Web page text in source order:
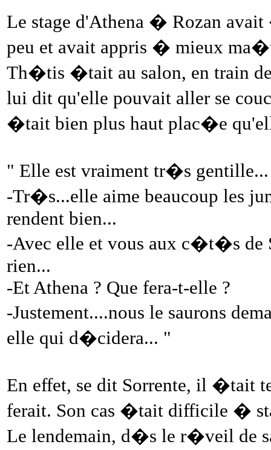
Le stage d'Athena � Rozan
peu et avait appris � mieux
Th�tis �tait au salon, en train
lui dit qu'elle pouvait aller se
�tait bien plus haut plac�e
" Elle est vraiment tr�s gentille...
-Tr�s...elle aime beaucoup les
rendent bien...
-Avec elle et vous aux c�t�s de
rien...
-Et Athena ? Que fera-t-elle ?
-Justement....nous le saurons
elle qui d�cidera... "
En effet, se dit Sorrente, il �tait
ferait. Son cas �tait difficile �
Le lendemain, d�s le r�veil de